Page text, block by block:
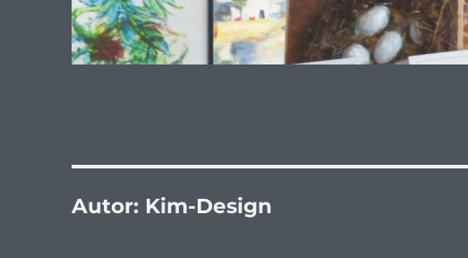
Autor: Kim-Design